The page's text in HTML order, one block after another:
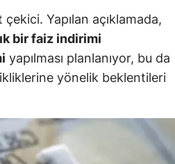
Yapılan açıklamada,
bir faiz indirimi
yapılması planlanıyor, bu da
yönelik beklentileri